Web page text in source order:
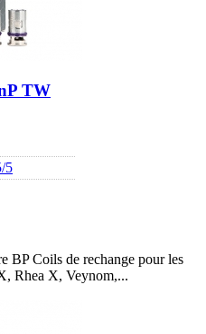
TW
5
BP Coils de rechange pour les
Rhea X, Veynom,...